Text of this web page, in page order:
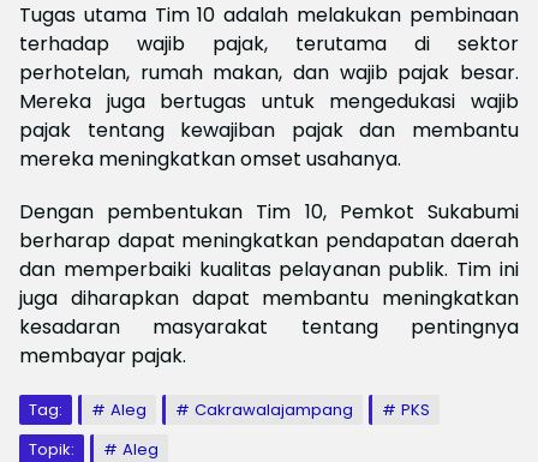
Tugas utama Tim 10 adalah melakukan pembinaan
terhadap wajib pajak, terutama di sektor
perhotelan, rumah makan, dan wajib pajak besar.
Mereka juga bertugas untuk mengedukasi wajib
pajak tentang kewajiban pajak dan membantu
mereka meningkatkan omset usahanya.
Dengan pembentukan Tim 10, Pemkot Sukabumi
berharap dapat meningkatkan pendapatan daerah
dan memperbaiki kualitas pelayanan publik. Tim ini
juga diharapkan dapat membantu meningkatkan
kesadaran masyarakat tentang pentingnya
membayar pajak.
Tag: Aleg Cakrawalajampang
PKS
Topik:
Aleg